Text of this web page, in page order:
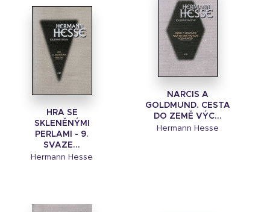
HRA SE
SKLENĚNÝMI
PERLAMI - 9.
SVAZE...
Hermann Hesse
NARCIS A
GOLDMUND. CESTA
DO ZEMĚ VÝC...
Hermann Hesse